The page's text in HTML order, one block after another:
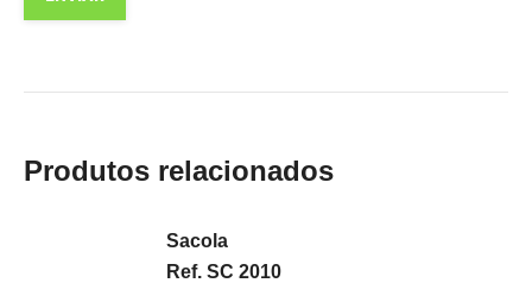
Produtos relacionados
Sacola
Ref. SC 2010